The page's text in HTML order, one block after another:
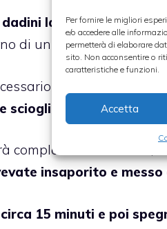
Per fornire le migliori
e/o accedere alle
permetterà di elaborare
sito. Non acconsentire o
caratteristiche e funzioni.
Accetta
la carne,
di un recipiente, poi
e un po’ di
completamente sciolto,
insaporito e
15 minuti e poi